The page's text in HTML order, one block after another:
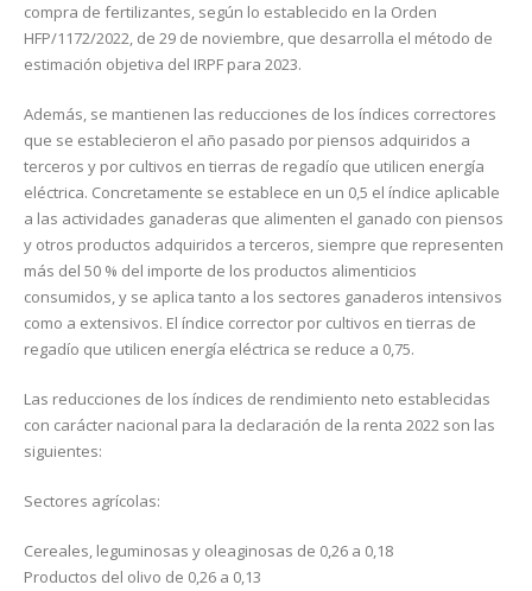
compra de fertilizantes, según lo establecido en la Orden
HFP/1172/2022, de 29 de noviembre, que desarrolla el método de
estimación objetiva del IRPF para 2023.
Además, se mantienen las reducciones de los índices correctores
que se establecieron el año pasado por piensos adquiridos a
terceros y por cultivos en tierras de regadío que utilicen energía
eléctrica. Concretamente se establece en un 0,5 el índice aplicable
a las actividades ganaderas que alimenten el ganado con piensos
y otros productos adquiridos a terceros, siempre que representen
más del 50 % del importe de los productos alimenticios
consumidos, y se aplica tanto a los sectores ganaderos intensivos
como a extensivos. El índice corrector por cultivos en tierras de
regadío que utilicen energía eléctrica se reduce a 0,75.
Las reducciones de los índices de rendimiento neto establecidas
con carácter nacional para la declaración de la renta 2022 son las
siguientes:
Sectores agrícolas:
Cereales, leguminosas y oleaginosas de 0,26 a 0,18
Productos del olivo de 0,26 a 0,13